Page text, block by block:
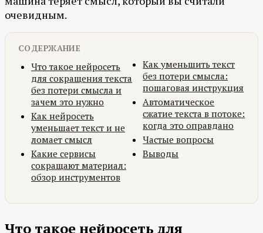
очевидным.
СОДЕРЖАНИЕ
Что такое нейросеть
для сокращения текста
без потери смысла и
зачем это нужно
Как нейросеть
уменьшает текст и не
ломает смысл
Какие сервисы
сокращают материал:
обзор инструментов
Как уменьшить текст
без потери смысла:
пошаговая инструкция
Автоматическое
сжатие текста в потоке:
когда это оправдано
Частые вопросы
Выводы
Что такое нейросеть для